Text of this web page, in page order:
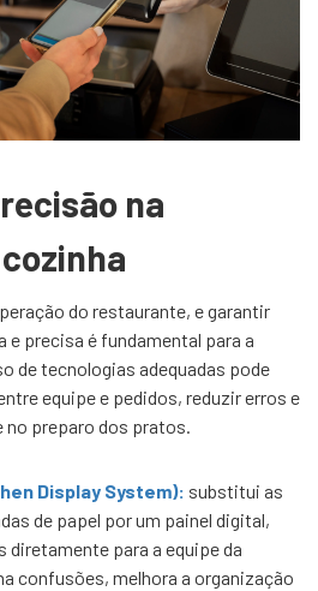
na
do restaurante, e garantir
e precisa é fundamental para a
de tecnologias adequadas pode
equipe e pedidos, reduzir erros e
no preparo dos pratos.
Display System): substitui as
de papel por um painel digital,
diretamente para a equipe da
confusões, melhora a organização